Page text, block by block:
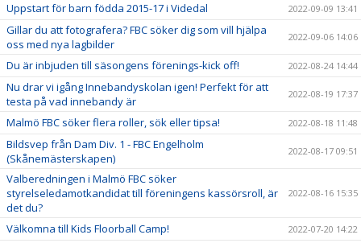
Uppstart för barn födda 2015-17 i Videdal 2022-09-09 13:41
Gillar du att fotografera? FBC söker dig som vill hjälpa
oss med nya lagbilder
2022-09-06 14:06
Du är inbjuden till säsongens förenings-kick off! 2022-08-24 14:44
Nu drar vi igång Innebandyskolan igen! Perfekt för att
testa på vad innebandy är
2022-08-19 17:37
Malmö FBC söker flera roller, sök eller tipsa! 2022-08-18 11:48
Bildsvep från Dam Div. 1 - FBC Engelholm
(Skånemästerskapen)
2022-08-17 09:51
Valberedningen i Malmö FBC söker
styrelseledamotkandidat till föreningens kassörsroll, är
det du?
2022-08-16 15:35
Välkomna till Kids Floorball Camp! 2022-07-20 14:22